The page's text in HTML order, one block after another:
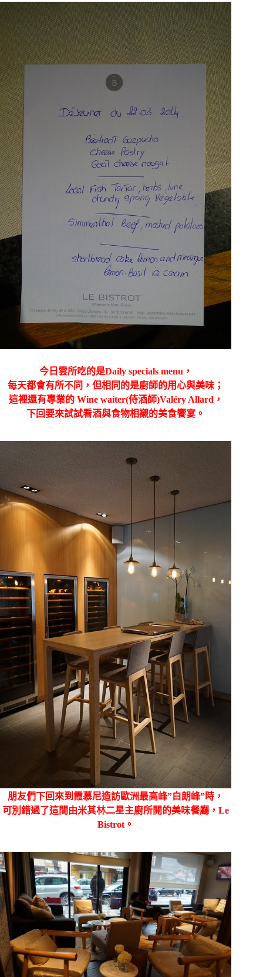
今日雲所吃的是Daily specials menu，
每天都會有所不同，但相同的是廚師的用心與美味；
這裡還有專業的 Wine waiter(侍酒師)Valéry Allard，
下回要來試試看酒與食物相襯的美食饗宴。
朋友們下回來到霞慕尼造訪歐洲最高峰”白朗峰”時，
可別錯過了這間由米其林二星主廚所開的美味餐廳，Le
Bistrot。